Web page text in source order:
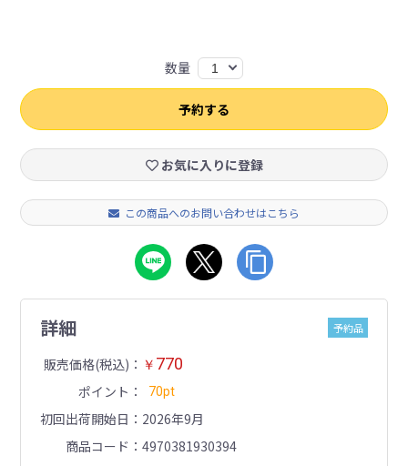
数量 1
予約する
お気に入りに登録
この商品へのお問い合わせはこちら
詳細 予約品
販売価格(税込) ￥ 770
ポイント 70pt
初回出荷開始日
2026年9月
商品コード
4970381930394